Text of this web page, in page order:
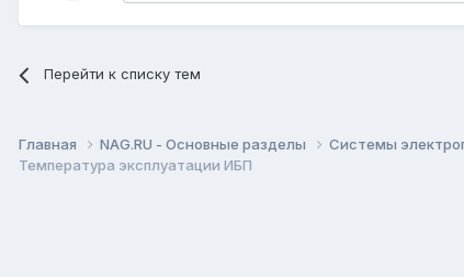
Перейти к списку тем
Главная NAG.RU - Основные разделы
Системы
Температура эксплуатации ИБП